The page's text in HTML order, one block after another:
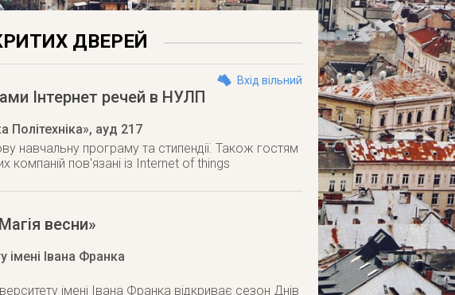
ДВЕРЕЙ
Вхід вільний
Інтернет речей в НУЛП
Політехніка», ауд 217
навчальну програму та стипендії. Також гостям
компаній пов'язані із Internet of things
весни»
імені Івана Франка
імені Івана Франка відкриває сезон Днів